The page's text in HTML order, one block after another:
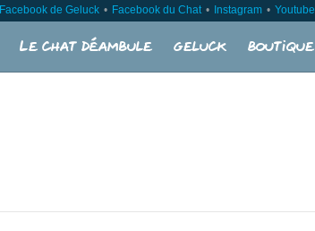
Facebook de Geluck Facebook du Chat Instagram Youtube
Le Chat déambule Geluck Boutique